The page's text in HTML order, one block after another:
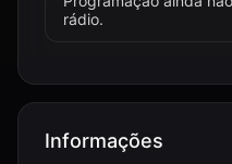
rádio.
Informações